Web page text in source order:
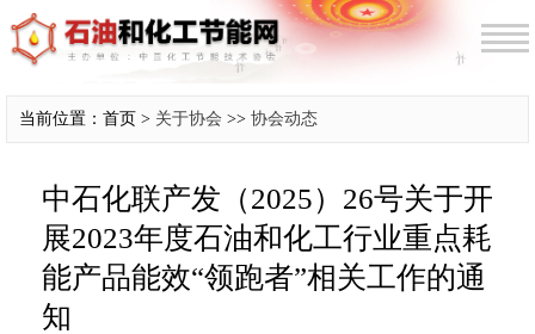
当前位置：首页 > 关于协会 >> 协会动态
中石化联产发（2025）26号关于开
展2023年度石油和化工行业重点耗
能产品能效“领跑者”相关工作的通
知